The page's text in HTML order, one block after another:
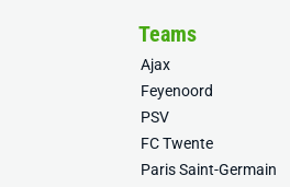
Teams
Ajax
Feyenoord
PSV
FC Twente
Paris Saint-Germain